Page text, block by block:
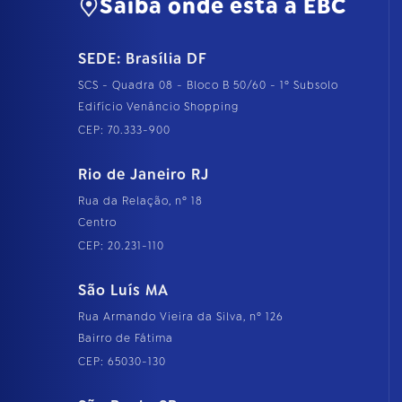
Saiba onde está a EBC
SEDE: Brasília DF
SCS - Quadra 08 - Bloco B 50/60 - 1º Subsolo
Edifício Venâncio Shopping
CEP: 70.333-900
Rio de Janeiro RJ
Rua da Relação, nº 18
Centro
CEP: 20.231-110
São Luís MA
Rua Armando Vieira da Silva, nº 126
Bairro de Fátima
CEP: 65030-130